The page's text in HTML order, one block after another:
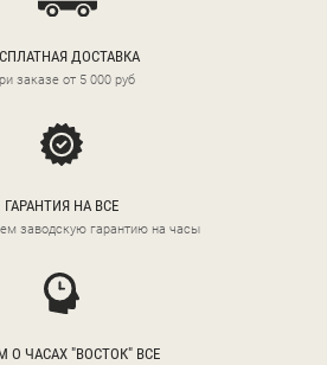
ДОСТАВКА
заказе от 5 000 руб
ГАРАНТИЯ НА ВСЕ
заводскую гарантию на часы
О ЧАСАХ "ВОСТОК" ВСЕ